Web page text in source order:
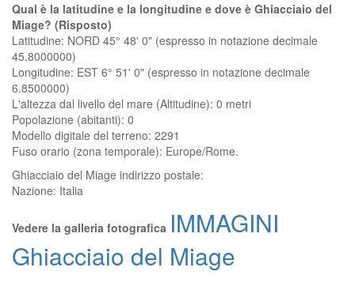
Qual è la latitudine e la longitudine e dove è Ghiacciaio del
Miage? (Risposto)
Latitudine: NORD 45° 48' 0" (espresso in notazione decimale
45.8000000)
Longitudine: EST 6° 51' 0" (espresso in notazione decimale
6.8500000)
L'altezza dal livello del mare (Altitudine): 0 metri
Popolazione (abitanti): 0
Modello digitale del terreno: 2291
Fuso orario (zona temporale): Europe/Rome.
Ghiacciaio del Miage indirizzo postale:
Nazione: Italia
Vedere la galleria fotografica IMMAGINI
Ghiacciaio del Miage